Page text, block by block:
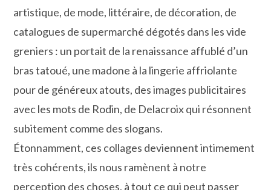
artistique, de mode, littéraire, de décoration, de
catalogues de supermarché dégotés dans les vide
greniers : un portait de la renaissance affublé d’un
bras tatoué, une madone à la lingerie affriolante
pour de généreux atouts, des images publicitaires
avec les mots de Rodin, de Delacroix qui résonnent
subitement comme des slogans.
Étonnamment, ces collages deviennent intimement
très cohérents, ils nous ramènent à notre
perception des choses, à tout ce qui peut passer